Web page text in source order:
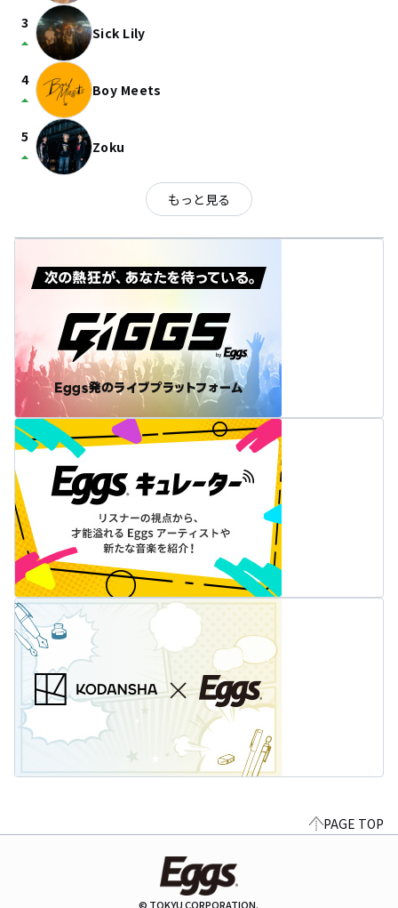
3
arrow_drop_up Sick Lily
4
arrow_drop_up Boy Meets
5
arrow_drop_up Zoku
もっと見る
PAGE TOP
© TOKYU CORPORATION.